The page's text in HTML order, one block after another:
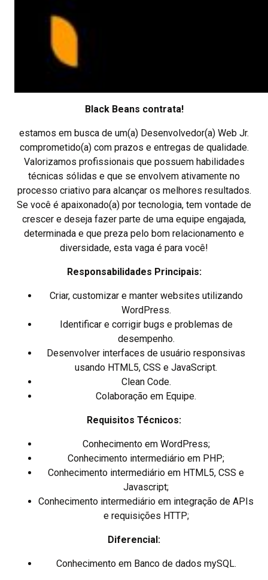
Black Beans contrata!
estamos em busca de um(a) Desenvolvedor(a) Web Jr.
comprometido(a) com prazos e entregas de qualidade.
Valorizamos profissionais que possuem habilidades
técnicas sólidas e que se envolvem ativamente no
processo criativo para alcançar os melhores resultados.
Se você é apaixonado(a) por tecnologia, tem vontade de
crescer e deseja fazer parte de uma equipe engajada,
determinada e que preza pelo bom relacionamento e
diversidade, esta vaga é para você!
Responsabilidades Principais:
Criar, customizar e manter websites utilizando
WordPress.
Identificar e corrigir bugs e problemas de
desempenho.
Desenvolver interfaces de usuário responsivas
usando HTML5, CSS e JavaScript.
Clean Code.
Colaboração em Equipe.
Requisitos Técnicos:
Conhecimento em WordPress;
Conhecimento intermediário em PHP;
Conhecimento intermediário em HTML5, CSS e
Javascript;
Conhecimento intermediário em integração de APIs
e requisições HTTP;
Diferencial:
Conhecimento em Banco de dados mySQL.